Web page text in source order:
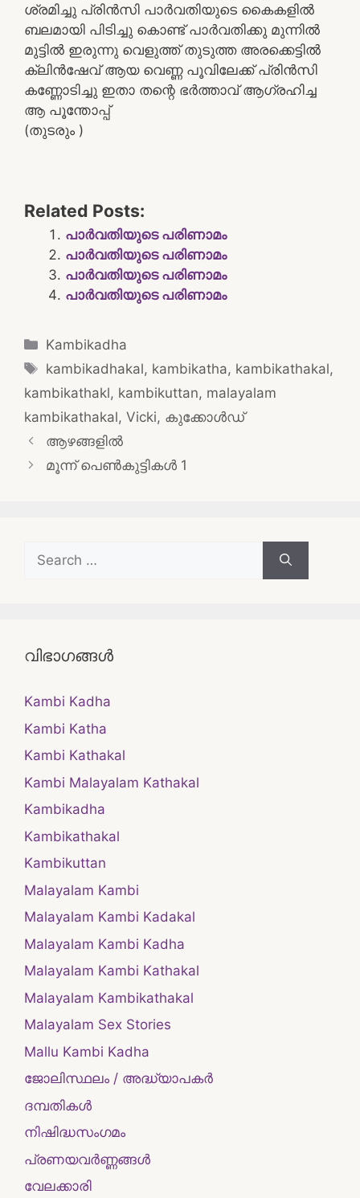
ശ്രമിച്ചു പ്രിൻസി പാർവതിയുടെ കൈകളിൽ
ബലമായി പിടിച്ചു കൊണ്ട് പാർവതിക്കു മുന്നിൽ
മുട്ടിൽ ഇരുന്നു വെളുത്ത് തുടുത്ത അരക്കെട്ടിൽ
ക്ലിൻഷേവ് ആയ വെണ്ണ പൂവിലേക്ക് പ്രിൻസി
കണ്ണോടിച്ചു ഇതാ തന്റെ ഭർത്താവ് ആഗ്രഹിച്ച
ആ പൂന്തോപ്പ്
(തുടരും )
Related Posts:
പാർവതിയുടെ പരിണാമം
പാർവതിയുടെ പരിണാമം
പാർവതിയുടെ പരിണാമം
പാർവതിയുടെ പരിണാമം
Categories
Kambikadha
Tags
kambikadhakal, kambikatha, kambikathakal,
kambikathakl, kambikuttan, malayalam
kambikathakal, Vicki, കുക്കോൾഡ്
Post
navigation
ആഴങ്ങളിൽ
മൂന്ന് പെൺകുട്ടികൾ 1
Search
for:
വിഭാഗങ്ങൾ
Kambi Kadha
Kambi Katha
Kambi Kathakal
Kambi Malayalam Kathakal
Kambikadha
Kambikathakal
Kambikuttan
Malayalam Kambi
Malayalam Kambi Kadakal
Malayalam Kambi Kadha
Malayalam Kambi Kathakal
Malayalam Kambikathakal
Malayalam Sex Stories
Mallu Kambi Kadha
ജോലിസ്ഥലം / അദ്ധ്യാപകർ
ദമ്പതികള്‍
നിഷിദ്ധസംഗമം
പ്രണയവർണ്ണങ്ങൾ
വേലക്കാരി